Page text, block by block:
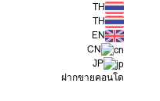
TH
TH
EN
CN
JP
ฝากขายคอนโด